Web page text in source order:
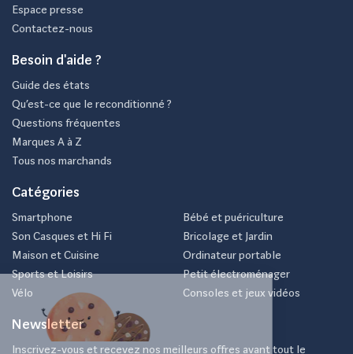
Espace presse
Contactez-nous
Besoin d'aide ?
Guide des états
Qu’est-ce que le reconditionné ?
Questions fréquentes
Marques A à Z
Tous nos marchands
Catégories
Smartphone
Son Casques et Hi Fi
Maison et Cuisine
Sports et Loisirs
Vélo
Bébé et puériculture
Bricolage et Jardin
Ordinateur portable
Petit électroménager
Consoles et jeux vidéos
Newsletter
Inscrivez-vous et recevez nos meilleurs offres avant tout le